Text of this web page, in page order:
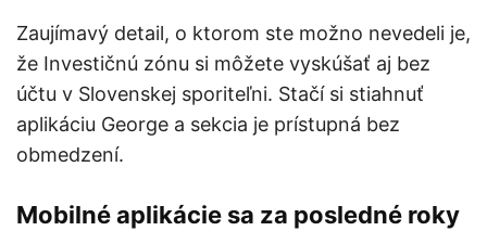
Zaujímavý detail, o ktorom ste možno nevedeli je,
že Investičnú zónu si môžete vyskúšať aj bez
účtu v Slovenskej sporiteľni. Stačí si stiahnuť
aplikáciu George a sekcia je prístupná bez
obmedzení.
Mobilné aplikácie sa za posledné roky